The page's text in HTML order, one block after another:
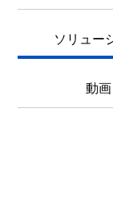
ソリュー
動画